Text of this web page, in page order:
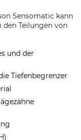
Sensomatic kann
Teilungen von
und der
Tiefenbegrenzer